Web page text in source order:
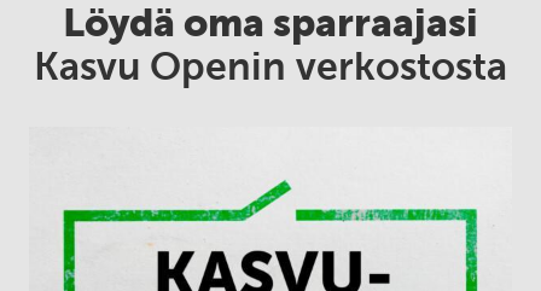
Löydä oma sparraajasi
Kasvu Openin verkostosta